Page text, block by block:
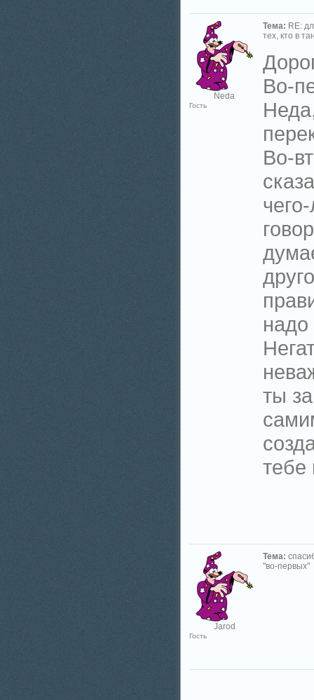
Neda
Гость
Тема: RE:
тех, кто в
Во-
Во-
надо
ты
тебе
Jarod
Гость
Тема:
"во-первых"